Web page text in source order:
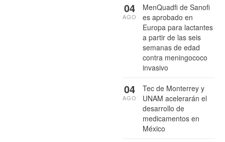
MenQuadfi de Sanofi
es aprobado en
Europa para lactantes
a partir de las seis
semanas de edad
contra meningococo
invasivo
04
AGO
Tec de Monterrey y
UNAM acelerarán el
desarrollo de
medicamentos en
México
04
AGO